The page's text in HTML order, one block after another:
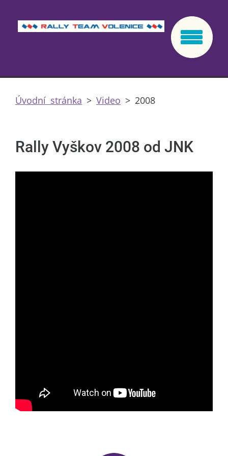
Úvodní stránka > Video > 2008
Rally Vyškov 2008 od JNK